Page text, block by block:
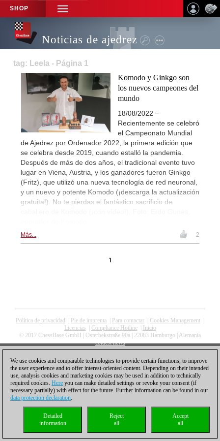
SHOP
TOGGLE
NAVIGATION
Noticias de ajedrez
tag: Leela - Página 1
Komodo y Ginkgo son
los nuevos campeones del
mundo
18/08/2022 –
Recientemente se celebró
el Campeonato Mundial
de Ajedrez por Ordenador 2022, la primera edición que
se celebra desde 2019, cuando estalló la pandemia.
Después de más de dos años, el tradicional evento tuvo
lugar en Viena, Austria, y los ganadores fueron Ginkgo
(Fritz), que utilizó una nueva tecnología de red neuronal,
y un nuevo y potente Komodo (¡descarga la actualización
gratuita!). No te pierdas el fantástico sacrificio de
Más... 2
1
Política de privacidad Pie de imprenta Para contactar Cookies Management
Licencias
Compliance Hotline|
Inicio
© 2017 ChessBase GmbH | Osterbekstraße 90a | 22083 Hamburgo | Alemania
coldest news
We use cookies and comparable technologies to provide certain functions, to improve
the user experience and to offer interest-oriented content. Depending on their intended
use, analysis cookies and marketing cookies may be used in addition to technically
required cookies. Here you can make detailed settings or revoke your consent (if
necessary partially) with effect for the future. Further information can be found in our
data protection declaration.
Accept
all
Reject
all
Detailed
information